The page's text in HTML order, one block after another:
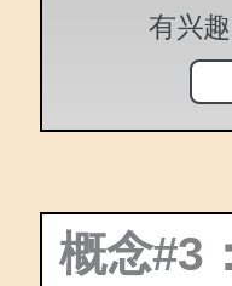
有兴
概念#3